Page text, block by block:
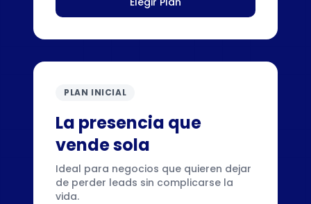
PLAN INICIAL
La presencia que
vende sola
Ideal para negocios que quieren dejar
de perder leads sin complicarse la
vida.